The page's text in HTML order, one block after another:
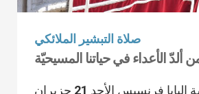
صلاة التبشير الملائكي
ألدّ الأعداء في حياتنا المسيحيّة
كلمة قداسة البابا فرنسيس الأحد 21 حزيران